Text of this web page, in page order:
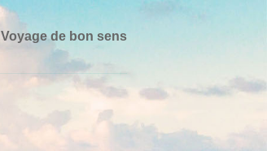
Voyage de bon sens